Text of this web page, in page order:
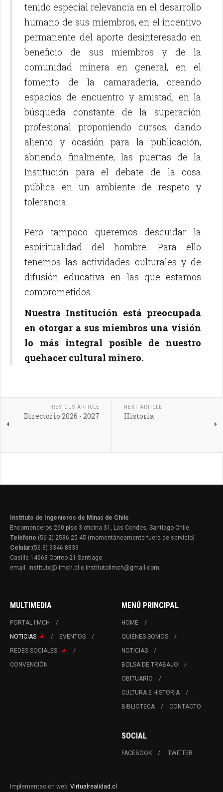
tenido especial relevancia en el desarrollo
humano de sus miembros, en el incentivo
permanente del aporte desinteresado en
beneficio de sus miembros y de la
comunidad minera en general, en el
fomento de la camaradería, creando
espacios de encuentro y amistad, en la
búsqueda constante de la superación
profesional proponiendo cursos, dando
aliento y ocasión para la publicación,
abriendo, finalmente, las puertas de la
Institución para el debate de la cosa
pública en un ambiente de respeto y
tolerancia.
Pero tampoco queremos descuidar la
espiritualidad del hombre. Para ello
tenemos las actividades culturales y de
difusión educativa en las que estamos
comprometidos.
Nuestra Institución está preocupada
en otorgar a sus miembros una visión
lo más integral posible de nuestro
quehacer cultural minero.
PREVIOUS ARTICLE
Directorio 2026 - 2027
NEXT ARTICLE
Historia
Instituto de Ingenieros de Minas de Chile
Encomenderos 260 piso 3 oficina 31, Las Condes, Santiago-Chile.
Teléfono:(56-2) 2586 25 45 (momentáneamente fuera de servicio)
Celular:(56-9) 9346 8839
Casilla 14668 Correo 21 Santiago
email: instituto@iimch.cl o institutoiimch@gmail.com
MULTIMEDIA
PORTAL IIMCH
NOTICIAS
EVENTOS
REDES SOCIALES
CONVENCIÓN
MENÚ PRINCIPAL
HOME
QUIÉNES SOMOS
NOTICIAS
BOLSA DE TRABAJO
OBITUARIO
CULTURA E HISTORIA
BIBLIOTECA
CONTACTO
SOCIAL
FACEBOOK TWITTER
Implementación web: Virtualrealidad.cl